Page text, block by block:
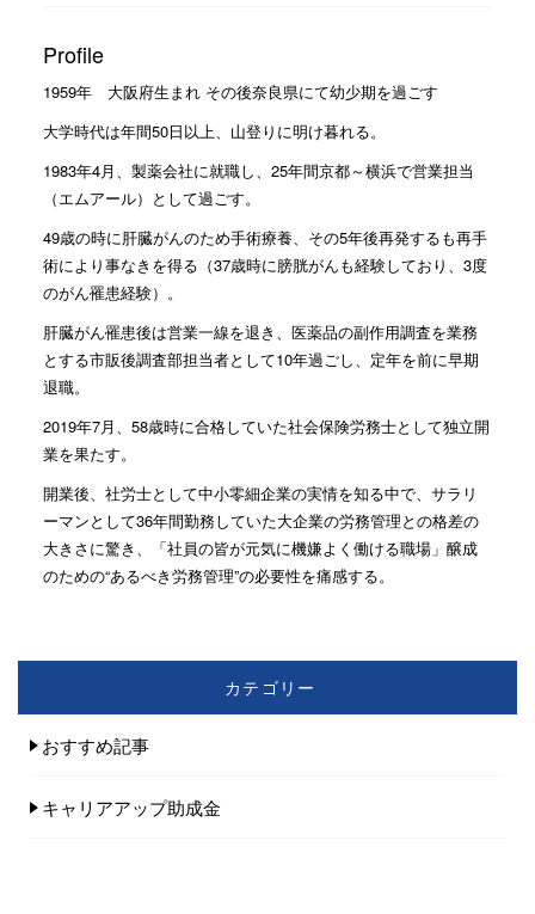
Profile
1959年 大阪府生まれ その後奈良県にて幼少期を過ごす
大学時代は年間50日以上、山登りに明け暮れる。
1983年4月、製薬会社に就職し、25年間京都～横浜で営業担当
（エムアール）として過ごす。
49歳の時に肝臓がんのため手術療養、その5年後再発するも再手
術により事なきを得る（37歳時に膀胱がんも経験しており、3度
のがん罹患経験）。
肝臓がん罹患後は営業一線を退き、医薬品の副作用調査を業務
とする市販後調査部担当者として10年過ごし、定年を前に早期
退職。
2019年7月、58歳時に合格していた社会保険労務士として独立開
業を果たす。
開業後、社労士として中小零細企業の実情を知る中で、サラリ
ーマンとして36年間勤務していた大企業の労務管理との格差の
大きさに驚き、「社員の皆が元気に機嫌よく働ける職場」醸成
のための“あるべき労務管理”の必要性を痛感する。
カテゴリー
おすすめ記事
キャリアアップ助成金